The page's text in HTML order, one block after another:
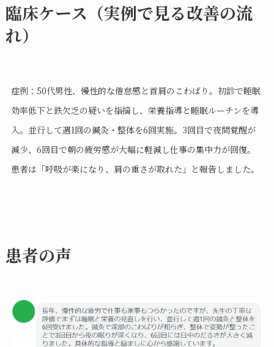
臨床ケース（実例で見る改善の流
れ）
症例：50代男性、慢性的な倦怠感と首肩のこわばり。初診で睡眠
効率低下と鉄欠乏の疑いを指摘し、栄養指導と睡眠ルーチンを導
入。並行して週1回の鍼灸・整体を6回実施。3回目で夜間覚醒が
減少、6回目で朝の疲労感が大幅に軽減し仕事の集中力が回復。
患者は「呼吸が楽になり、肩の重さが取れた」と報告しました。
患者の声